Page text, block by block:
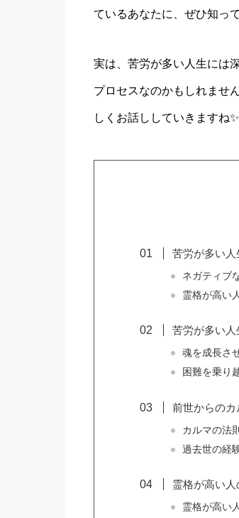
ているあなたに、ぜひ知っ
実は、苦労が多い人生には
プロセスなのかもしれませ
しくお話ししていきますね✨
苦労が多い
ネガティブ
霊格が高い
苦労が多い
魂を成長さ
困難を乗り
前世からの
カルマの法
過去世の経
霊格が高い
霊格が高い